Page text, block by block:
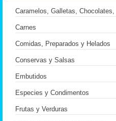
Caramelos, Galletas, Chocolates,
Carnes
Comidas, Preparados y Helados
Conservas y Salsas
Embutidos
Especies y Condimentos
Frutas y Verduras